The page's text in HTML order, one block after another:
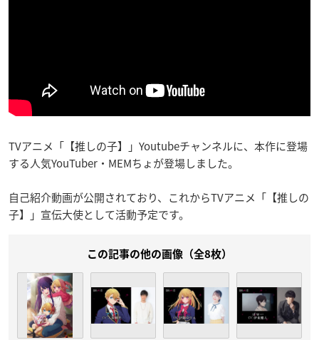
TVアニメ「【推しの子】」Youtubeチャンネルに、本作に登場
する人気YouTuber・MEMちょが登場しました。
自己紹介動画が公開されており、これからTVアニメ「【推しの
子】」宣伝大使として活動予定です。
この記事の他の画像（全8枚）